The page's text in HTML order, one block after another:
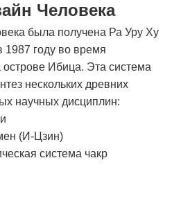
Человека
была получена Ра Уру Ху
году во время
острове Ибица. Эта система
нескольких древних
научных дисциплин:
(И-Цзин)
система чакр